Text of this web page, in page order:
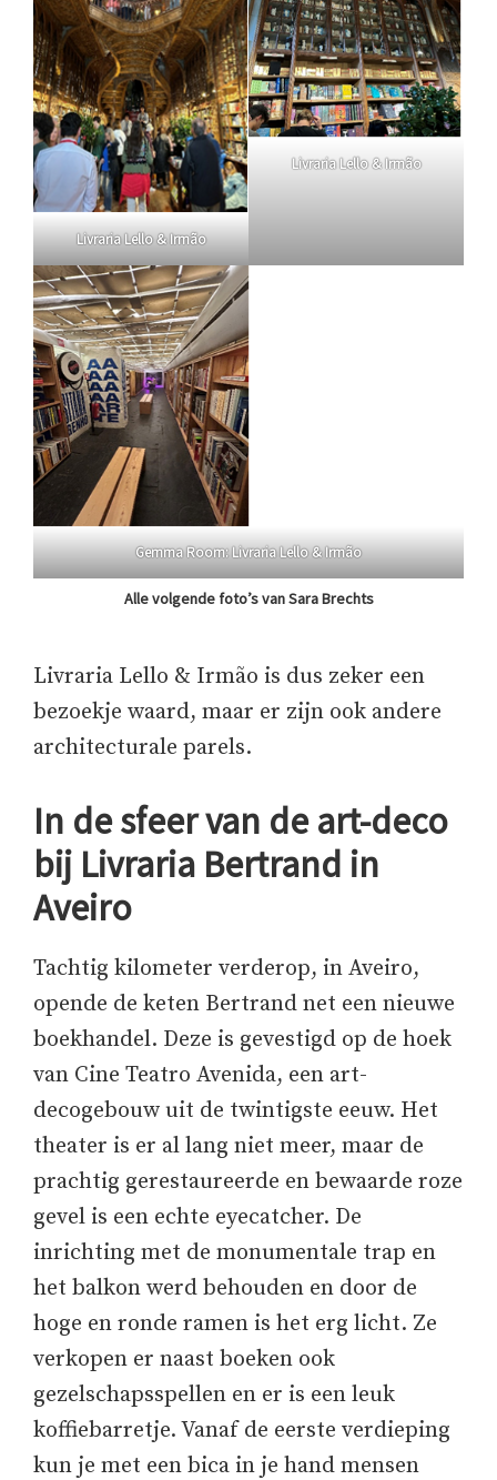
Livraria Lello & Irmão
Livraria Lello & Irmão
Gemma Room: Livraria Lello & Irmão
Alle volgende foto’s van Sara Brechts
Livraria Lello & Irmão is dus zeker een
bezoekje waard, maar er zijn ook andere
architecturale parels.
In de sfeer van de art-deco
bij Livraria Bertrand in
Aveiro
Tachtig kilometer verderop, in Aveiro,
opende de keten Bertrand net een nieuwe
boekhandel. Deze is gevestigd op de hoek
van Cine Teatro Avenida, een art-
decogebouw uit de twintigste eeuw. Het
theater is er al lang niet meer, maar de
prachtig gerestaureerde en bewaarde roze
gevel is een echte eyecatcher. De
inrichting met de monumentale trap en
het balkon werd behouden en door de
hoge en ronde ramen is het erg licht. Ze
verkopen er naast boeken ook
gezelschapsspellen en er is een leuk
koffiebarretje. Vanaf de eerste verdieping
kun je met een bica in je hand mensen